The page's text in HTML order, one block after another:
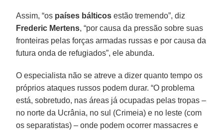
Assim, “os países bálticos estão tremendo”, diz
Frederic Mertens, “por causa da pressão sobre suas
fronteiras pelas forças armadas russas e por causa da
futura onda de refugiados”, ele abunda.
O especialista não se atreve a dizer quanto tempo os
próprios ataques russos podem durar. “O problema
está, sobretudo, nas áreas já ocupadas pelas tropas –
no norte da Ucrânia, no sul (Crimeia) e no leste (com
os separatistas) – onde podem ocorrer massacres e